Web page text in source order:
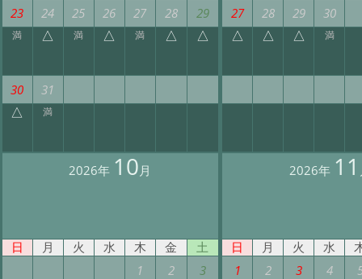
23 24 25 26 27 28 29
満 △ 満 △ 満 △ △
30 31
△ 満
27 28 29 30
△ △ △ 満
2026年 10月
日 月 火 水 木 金 土
1 2 3
2026年 11
日 月 火 水
1 2 3 4